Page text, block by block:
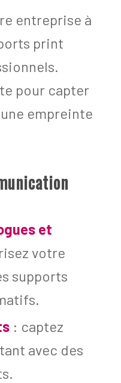
entreprise à
print
pour capter
empreinte
et
votre
supports
: captez
avec des